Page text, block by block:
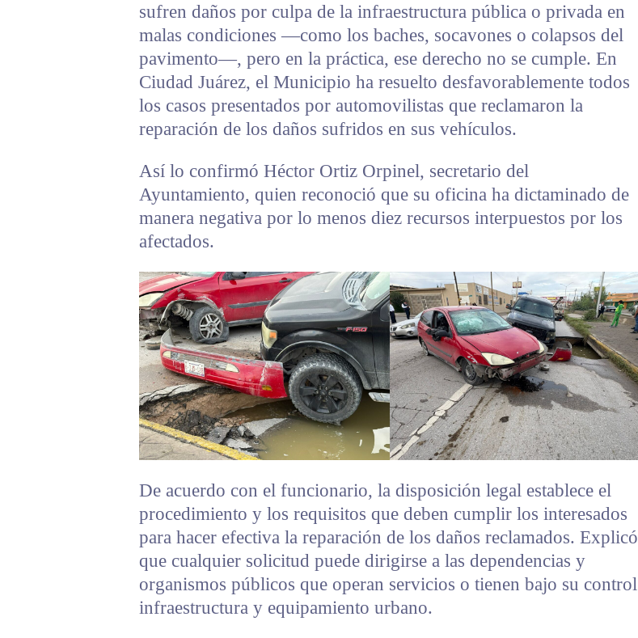
sufren daños por culpa de la infraestructura pública o privada en
malas condiciones —como los baches, socavones o colapsos del
pavimento—, pero en la práctica, ese derecho no se cumple. En
Ciudad Juárez, el Municipio ha resuelto desfavorablemente todos
los casos presentados por automovilistas que reclamaron la
reparación de los daños sufridos en sus vehículos.
Así lo confirmó Héctor Ortiz Orpinel, secretario del
Ayuntamiento, quien reconoció que su oficina ha dictaminado de
manera negativa por lo menos diez recursos interpuestos por los
afectados.
De acuerdo con el funcionario, la disposición legal establece el
procedimiento y los requisitos que deben cumplir los interesados
para hacer efectiva la reparación de los daños reclamados. Explicó
que cualquier solicitud puede dirigirse a las dependencias y
organismos públicos que operan servicios o tienen bajo su control
infraestructura y equipamiento urbano.